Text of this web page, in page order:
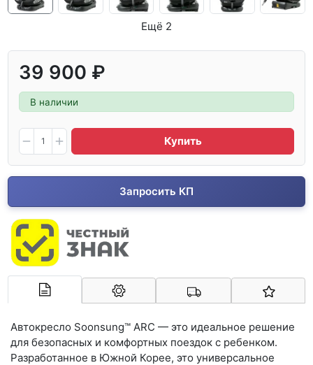
Ещё 2
39 900 ₽
В наличии
Купить
Запросить КП
Автокресло Soonsung™ ARC — это идеальное решение
для безопасных и комфортных поездок с ребенком.
Разработанное в Южной Корее, это универсальное